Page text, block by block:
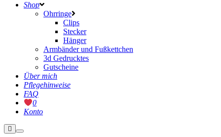
Shop
Ohrringe
Clips
Stecker
Hänger
Armbänder und Fußkettchen
3d Gedrucktes
Gutscheine
Über mich
Pflegehinweise
FAQ
0
Konto
Weitere
Informationen
Hauptmenü